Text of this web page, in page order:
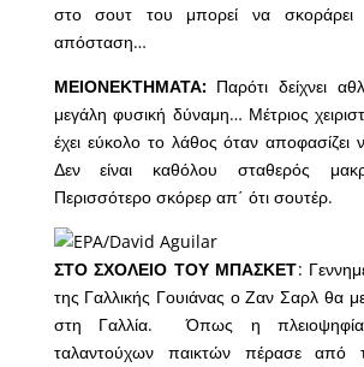
στο σουτ του μπορεί να
απόσταση…
ΜΕΙΟΝΕΚΤΗΜΑΤΑ:Παρότι δείχνει
μεγάλη φυσική δύναμη… Μέτριος
έχει εύκολο το λάθος όταν αποφασίζει
Δεν είναι καθόλου σταθερός
Περισσότερο σκόρερ απ΄ ότι σουτέρ.
ΣΤΟ ΣΧΟΛΕΙΟ ΤΟΥ ΜΠΑΣΚΕΤ:
της Γαλλικής Γουιάνας ο Ζαν Σαρλ θα
στη Γαλλία. Όπως η
ταλαντούχων παικτών πέρασε από